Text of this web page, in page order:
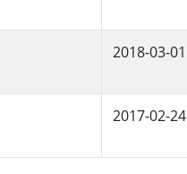
2018-03-01
2017-02-24